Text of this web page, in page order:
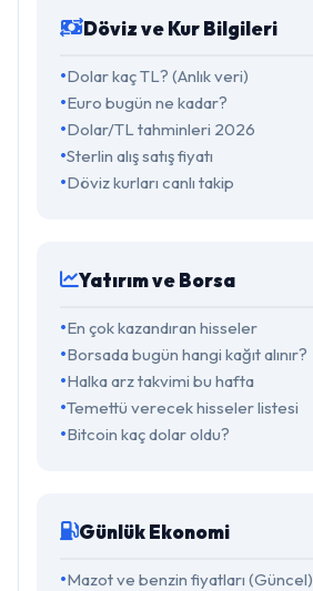
Döviz ve Kur Bilgileri
Dolar kaç TL? (Anlık veri)
Euro bugün ne kadar?
Dolar/TL tahminleri 2026
Sterlin alış satış fiyatı
Döviz kurları canlı takip
Yatırım ve Borsa
En çok kazandıran hisseler
Borsada bugün hangi kağıt alınır?
Halka arz takvimi bu hafta
Temettü verecek hisseler listesi
Bitcoin kaç dolar oldu?
Günlük Ekonomi
Mazot ve benzin fiyatları (Güncel)